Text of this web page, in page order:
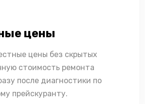
цены
цены без скрытых
стоимость ремонта
после диагностики по
прейскуранту.